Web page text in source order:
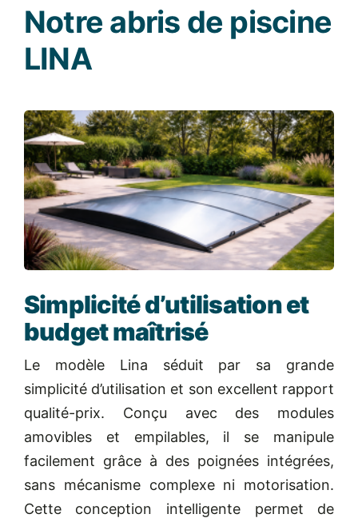
Notre abris de piscine
LINA
Simplicité d’utilisation et
budget maîtrisé
Le modèle Lina séduit par sa grande
simplicité d’utilisation et son excellent rapport
qualité-prix. Conçu avec des modules
amovibles et empilables, il se manipule
facilement grâce à des poignées intégrées,
sans mécanisme complexe ni motorisation.
Cette conception intelligente permet de